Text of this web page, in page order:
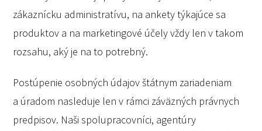
zákaznícku administratívu, na ankety týkajúce sa
produktov a na marketingové účely vždy len v takom
rozsahu, aký je na to potrebný.
Postúpenie osobných údajov štátnym zariadeniam
a úradom nasleduje len v rámci záväzných právnych
predpisov. Naši spolupracovníci, agentúry